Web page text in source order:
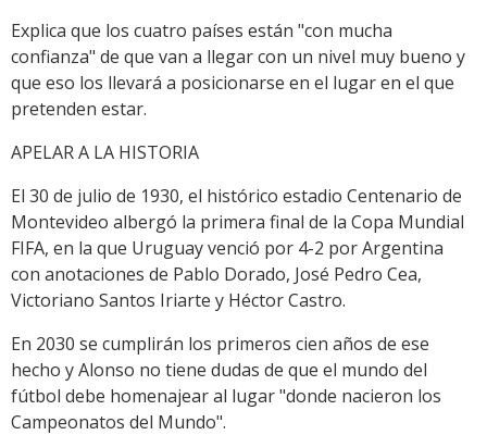
Explica que los cuatro países están "con mucha
confianza" de que van a llegar con un nivel muy bueno y
que eso los llevará a posicionarse en el lugar en el que
pretenden estar.
APELAR A LA HISTORIA
El 30 de julio de 1930, el histórico estadio Centenario de
Montevideo albergó la primera final de la Copa Mundial
FIFA, en la que Uruguay venció por 4-2 por Argentina
con anotaciones de Pablo Dorado, José Pedro Cea,
Victoriano Santos Iriarte y Héctor Castro.
En 2030 se cumplirán los primeros cien años de ese
hecho y Alonso no tiene dudas de que el mundo del
fútbol debe homenajear al lugar "donde nacieron los
Campeonatos del Mundo".